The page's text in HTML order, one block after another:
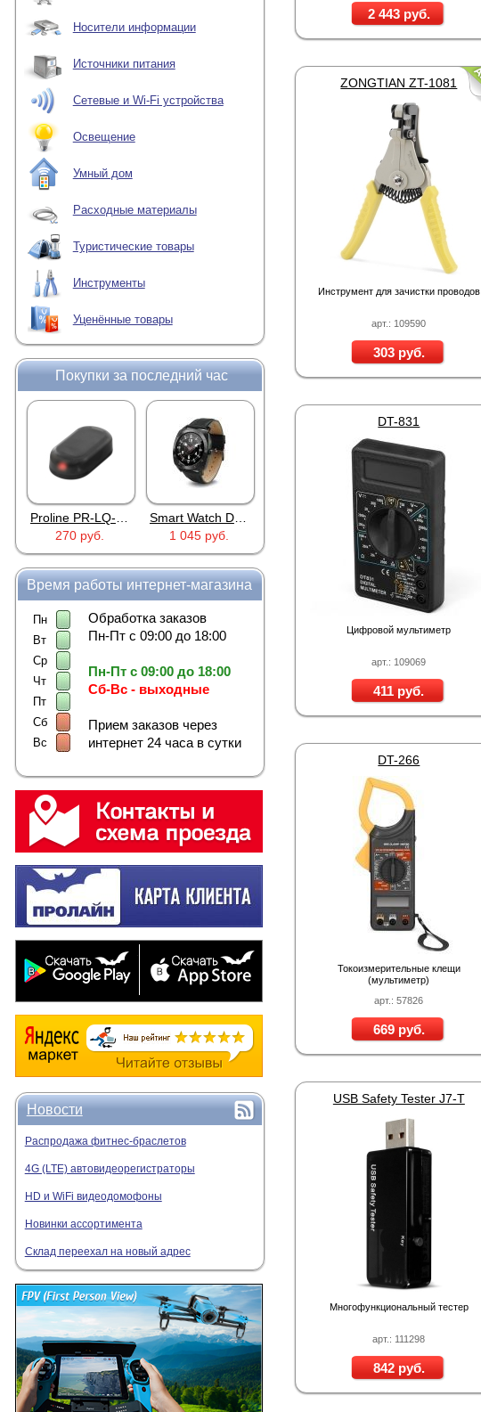
Носители информации
Источники питания
Сетевые и Wi-Fi устройства
Освещение
Умный дом
Расходные материалы
Туристические товары
Инструменты
Уценённые товары
Покупки за последний час
270 руб.
Smart Watch DM88 Black
1 045 руб.
Proline KIT-9504S-MP-32
250 руб.
Время работы интернет-магазина
Пн
Вт
Ср
Чт
Пт
Сб
Вс
Обработка заказов
Пн-Пт с 09:00 до 18:00
Пн-Пт с 09:00 до 18:00
Сб-Вс - выходные
Прием заказов через
интернет 24 часа в сутки
Новости
Распродажа фитнес-браслетов
4G (LTE) автовидеорегистраторы
HD и WiFi видеодомофоны
Новинки ассортимента
Склад переехал на новый адрес
2 443 руб.
арт.: 109590
ZONGTIAN ZT-1081
Инструмент для зачистки проводов
303 руб.
арт.: 109069
DT-831
Цифровой мультиметр
411 руб.
арт.: 57826
DT-266
Токоизмерительные клещи
(мультиметр)
669 руб.
арт.: 111298
USB Safety Tester J7-T
Многофункциональный тестер
842 руб.